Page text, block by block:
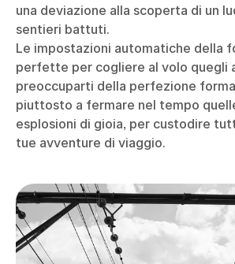
una deviazione alla scoperta di un
sentieri battuti.
Le impostazioni automatiche della
perfette per cogliere al volo quegli
preoccuparti della perfezione
piuttosto a fermare nel tempo
esplosioni di gioia, per custodire
tue avventure di viaggio.